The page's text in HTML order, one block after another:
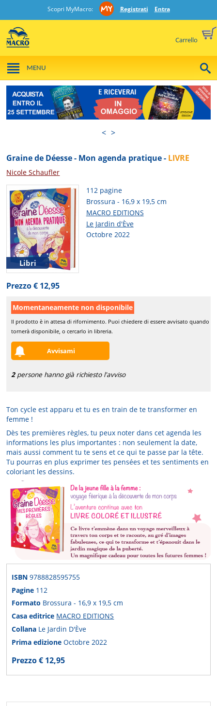
Scopri MyMacro: Registrati Entra
Carrello
MENU
< >
Graine de Déesse - Mon agenda pratique - LIVRE
Nicole Schaufler
Libri
112 pagine
Brossura - 16,9 x 19,5 cm
MACRO EDITIONS
Le Jardin d'Ève
Octobre 2022
Prezzo € 12,95
Momentaneamente non disponibile
Il prodotto è in attesa di rifornimento. Puoi chiedere di essere avvisato quando
tornerà disponibile, o cercarlo in libreria.
Avvisami
2persone hanno già richiesto l'avviso
Ton cycle est apparu et tu es en train de te transformer en
femme !
Dès tes premières règles, tu peux noter dans cet agenda les
informations les plus importantes : non seulement la date,
mais aussi comment tu te sens et ce qui te passe par la tête.
Tu pourras en plus exprimer tes pensées et tes sentiments en
coloriant les dessins.
ISBN9788828595755
Pagine 112
Formato Brossura - 16,9 x 19,5 cm
Casa editrice MACRO EDITIONS
Collana Le Jardin D'Ève
Prima edizioneOctobre 2022
Prezzo € 12,95